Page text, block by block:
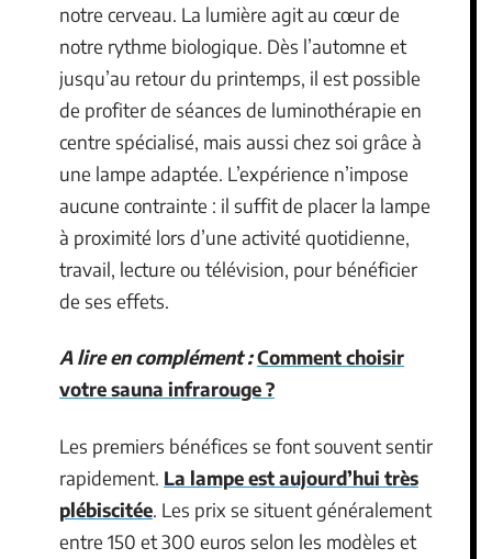
notre cerveau. La lumière agit au cœur de
notre rythme biologique. Dès l’automne et
jusqu’au retour du printemps, il est possible
de profiter de séances de luminothérapie en
centre spécialisé, mais aussi chez soi grâce à
une lampe adaptée. L’expérience n’impose
aucune contrainte : il suffit de placer la lampe
à proximité lors d’une activité quotidienne,
travail, lecture ou télévision, pour bénéficier
de ses effets.
A lire en complément :Comment choisir
votre sauna infrarouge ?
Les premiers bénéfices se font souvent sentir
rapidement. La lampe est aujourd’hui très
plébiscitée. Les prix se situent généralement
entre 150 et 300 euros selon les modèles et